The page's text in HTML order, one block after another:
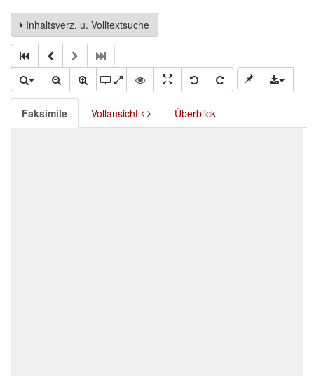
Inhaltsverz. u. Volltextsuche
Faksimile Vollansicht Überblick